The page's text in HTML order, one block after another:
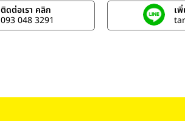
ติดต่อเรา คลิก
093 048 3291
เ